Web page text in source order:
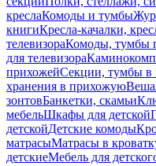
креслаКомоды и тумбы
книгиКресла-качалки,
телевизораКомоды, тумбы
для телевизора
прихожейСекции, тумбы
хранения в прихожую
зонтовБанкетки, скамьи
мебельШкафы для детской
детскойДетские комоды
матрасыМатрасы в
детскиеМебель для